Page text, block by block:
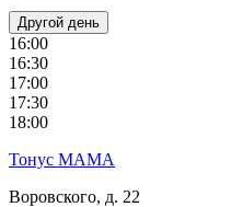
Другой день
16:00
16:30
17:00
17:30
18:00
Тонус МАМА
Воровского, д. 22